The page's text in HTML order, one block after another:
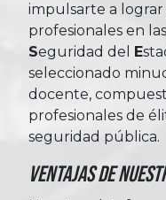
impulsarte a lograr
profesionales en las
Seguridad del
seleccionado
docente,
profesionales de
seguridad pública.
Ventajas de